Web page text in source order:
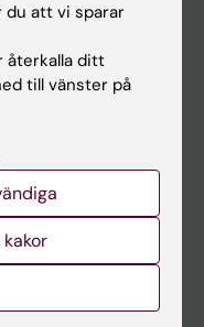
du att vi sparar
återkalla ditt
till vänster på